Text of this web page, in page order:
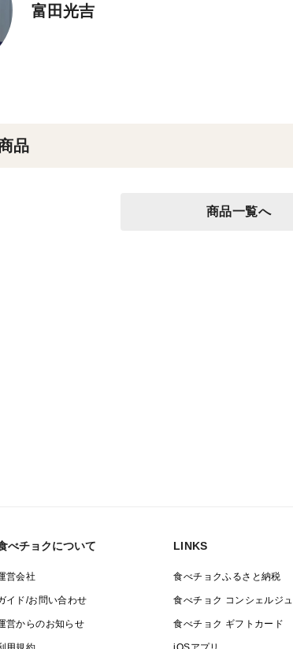
富田光吉
品
商品一覧へ
べチョクについて
営会社
イド/お問い合わせ
営からのお知らせ
LINKS
食べチョクふるさと納税
食べチョク コンシェルジュ
食べチョク ギフトカード